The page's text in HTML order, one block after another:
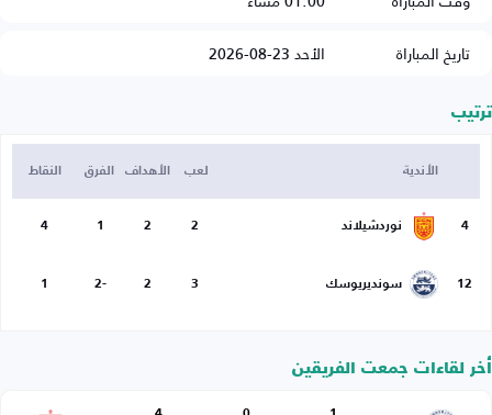
تاريخ المباراة
الأحد 23-08-2026
ترتيب
الأندية لعب الأهداف الفرق النقاط
4 نوردشيلاند 2
2
1
4
12 سونديريوسك 3
2
-2
1
أخر لقاءات جمعت الفريقين